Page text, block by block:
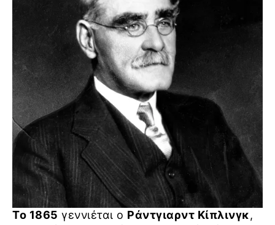
Το 1865 γεννιέται ο Ράντγιαρντ Κίπλινγκ,